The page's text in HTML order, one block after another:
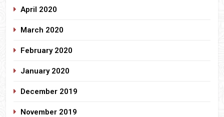
April 2020
March 2020
February 2020
January 2020
December 2019
November 2019